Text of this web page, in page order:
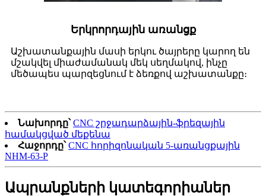
Երկրորդային առանցք
Աշխատանքային մասի երկու ծայրերը կարող են
մշակվել միաժամանակ մեկ սեղմակով, ինչը
մեծապես պարզեցնում է ձեռքով աշխատանքը։
Նախորդը՝ CNC շրջադարձային-ֆրեզային
համակցված մեքենա
Հաջորդը՝ CNC հորիզոնական 5-առանցքային
NHM-63-P
Ապրանքների կատեգորիաներ